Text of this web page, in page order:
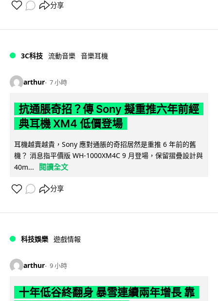
分享
3C科技 流動音樂 音樂耳機
arthur 7 小時
抗通脹奇招？傳 Sony 擬重推六年前經
典耳機 XM4 低價登場
耳機越賣越貴，Sony 應對通脹的奇招居然是重推 6 年前的舊
機？ 消息指平價版 WH-1000XM4C 9 月登場，保留摺疊設計與
40m...
閱讀全文
分享
科技娛樂 遊戲情報
arthur 9 小時
十年低谷終翻身 暴雪連續兩年增長 靠